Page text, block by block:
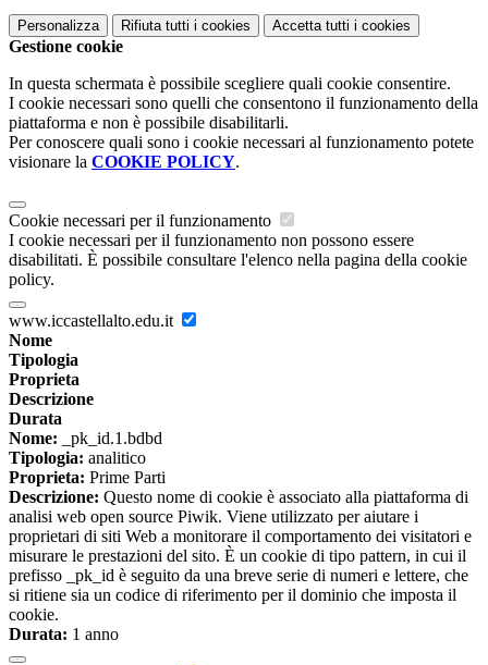
Personalizza Rifiuta tutti i cookies Accetta tutti i cookies
Gestione cookie
In questa schermata è possibile scegliere quali cookie consentire.
I cookie necessari sono quelli che consentono il funzionamento della
piattaforma e non è possibile disabilitarli.
Per conoscere quali sono i cookie necessari al funzionamento potete
visionare la COOKIE POLICY.
Cookie necessari per il funzionamento
I cookie necessari per il funzionamento non possono essere
disabilitati. È possibile consultare l'elenco nella pagina della cookie
policy.
www.iccastellalto.edu.it
Nome
Tipologia
Proprieta
Descrizione
Durata
Nome: _pk_id.1.bdbd
Tipologia: analitico
Proprieta: Prime Parti
Descrizione: Questo nome di cookie è associato alla piattaforma di
analisi web open source Piwik. Viene utilizzato per aiutare i
proprietari di siti Web a monitorare il comportamento dei visitatori e
misurare le prestazioni del sito. È un cookie di tipo pattern, in cui il
prefisso _pk_id è seguito da una breve serie di numeri e lettere, che
si ritiene sia un codice di riferimento per il dominio che imposta il
cookie.
Durata: 1 anno